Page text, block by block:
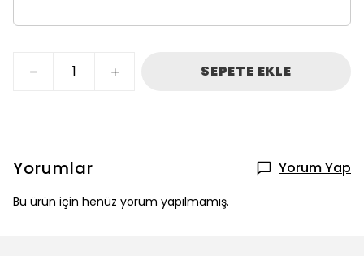
SEPETE EKLE
Yorumlar Yorum Yap
Bu ürün için henüz yorum yapılmamış.